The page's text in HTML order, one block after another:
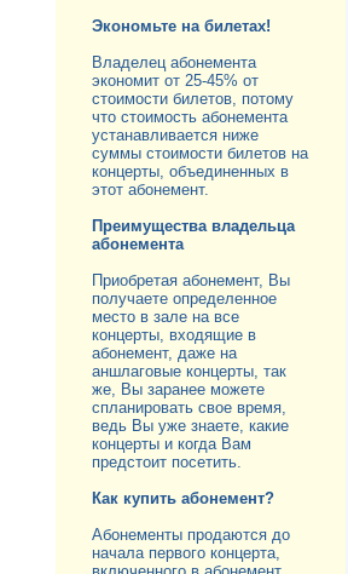
Экономьте на билетах!
Владелец абонемента
экономит от 25-45% от
стоимости билетов, потому
что стоимость абонемента
устанавливается ниже
суммы стоимости билетов на
концерты, объединенных в
этот абонемент.
Преимущества владельца
абонемента
Приобретая абонемент, Вы
получаете определенное
место в зале на все
концерты, входящие в
абонемент, даже на
аншлаговые концерты, так
же, Вы заранее можете
спланировать свое время,
ведь Вы уже знаете, какие
концерты и когда Вам
предстоит посетить.
Как купить абонемент?
Абонементы продаются до
начала первого концерта,